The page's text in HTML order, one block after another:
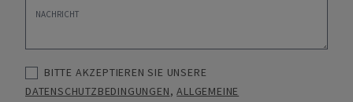
BITTE AKZEPTIEREN SIE UNSERE
DATENSCHUTZBEDINGUNGEN,ALLGEMEINE